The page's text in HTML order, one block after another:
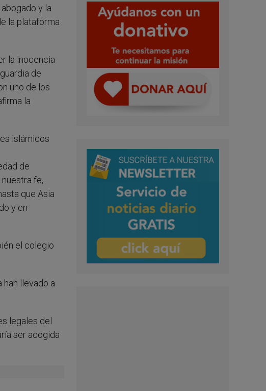
y la
la plataforma
la inocencia
de
uno de los
la
islámicos
de
fe,
que Asia
y en
el colegio
llevado a
legales del
ser acogida